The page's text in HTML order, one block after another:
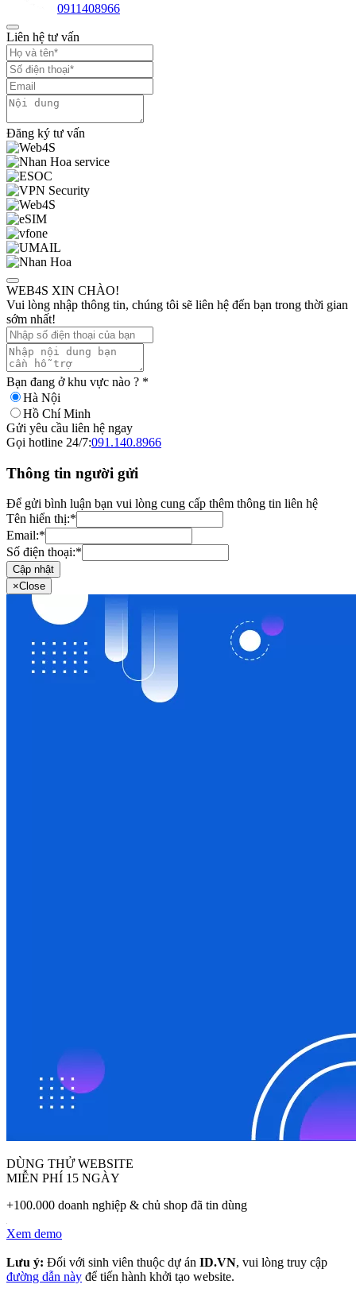
0911408966
Liên hệ tư vấn
Đăng ký tư vấn
WEB4S XIN CHÀO!
Vui lòng nhập thông tin, chúng tôi sẽ liên hệ đến bạn trong thời gian
sớm nhất!
Bạn đang ở khu vực nào ? *
Hà Nội
Hồ Chí Minh
Gửi yêu cầu liên hệ ngay
Gọi hotline 24/7:091.140.8966
Thông tin người gửi
Để gửi bình luận bạn vui lòng cung cấp thêm thông tin liên hệ
Tên hiển thị:*
Email:*
Số điện thoại:*
Cập nhật
×Close
DÙNG THỬ WEBSITE
MIỄN PHÍ 15 NGÀY
+100.000 doanh nghiệp & chủ shop đã tin dùng
Xem demo
Lưu ý: Đối với sinh viên thuộc dự án ID.VN, vui lòng truy cập
đường dẫn này để tiến hành khởi tạo website.